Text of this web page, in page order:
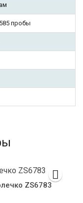
пробы
ZS6783